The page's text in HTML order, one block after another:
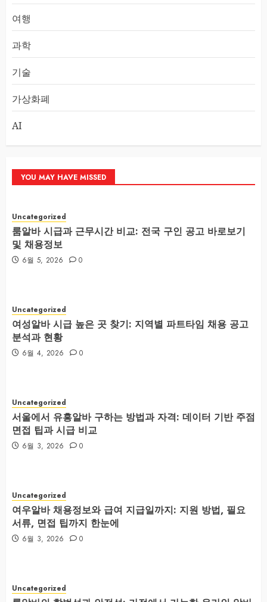
여행
과학
기술
가상화폐
AI
YOU MAY HAVE MISSED
Uncategorized
룸알바 시급과 근무시간 비교: 전국 구인 공고 바로보기
및 채용정보
6월 5, 2026 0
Uncategorized
여성알바 시급 높은 곳 찾기: 지역별 파트타임 채용 공고
분석과 현황
6월 4, 2026 0
Uncategorized
서울에서 유흥알바 구하는 방법과 자격: 데이터 기반 주점
면접 팁과 시급 비교
6월 3, 2026 0
Uncategorized
여우알바 채용정보와 급여 지급일까지: 지원 방법, 필요
서류, 면접 팁까지 한눈에
6월 3, 2026 0
Uncategorized